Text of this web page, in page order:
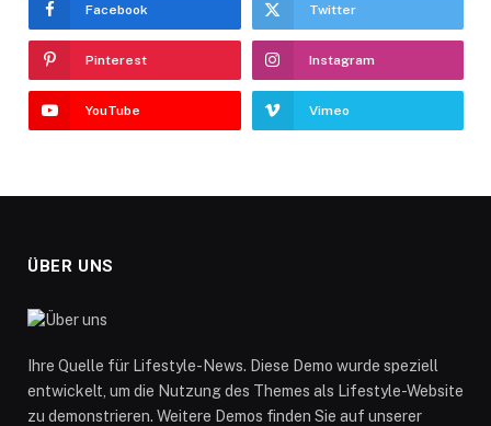
Facebook Twitter
Pinterest Instagram
YouTube Vimeo
ÜBER UNS
Ihre Quelle für Lifestyle-News. Diese Demo wurde speziell
entwickelt, um die Nutzung des Themes als Lifestyle-Website
zu demonstrieren. Weitere Demos finden Sie auf unserer